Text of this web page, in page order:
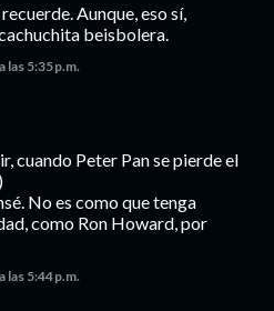
Aunque, eso sí,
beisbolera.
las 5:35 p.m.
cuando Peter Pan se pierde el
No es como que tenga
como Ron Howard, por
las 5:44 p.m.